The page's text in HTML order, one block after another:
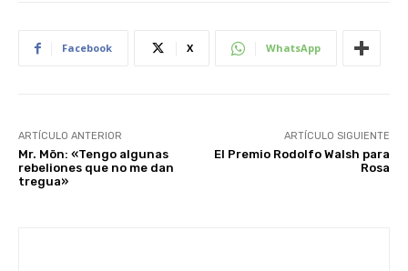
Facebook X WhatsApp
ARTÍCULO ANTERIOR
Mr. Mön: «Tengo algunas
rebeliones que no me dan
tregua»
ARTÍCULO SIGUIENTE
El Premio Rodolfo Walsh para
Rosa